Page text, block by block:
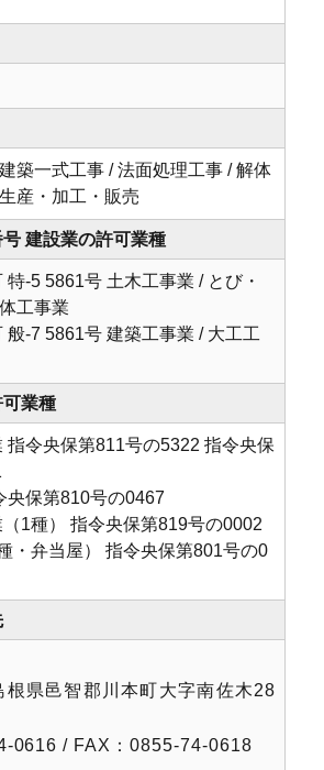
築一式工事 / 法面処理工事 / 解体
産・加工・販売
建設業の許可業種
-5 5861号 ⼟⽊工事業 / とび・
工事業
般-7 5861号 建築工事業 / 大工工
業種
指令央保第811号の5322 指令央保
央保第810号の0467
1種） 指令央保第819号の0002
・弁当屋） 指令央保第801号の0
県⾢智郡川本町大字南佐⽊28
0616 / FAX：0855-74-0618